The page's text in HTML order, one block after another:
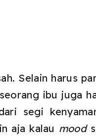
Selain harus
ibu juga
segi
aja kalau mood